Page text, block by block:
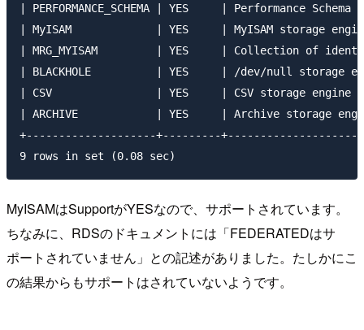
| PERFORMANCE_SCHEMA | YES     |
| MyISAM             | YES     | MyISAM
| MRG_MYISAM         | YES     | Collection
| BLACKHOLE          | YES     | /dev/null
| CSV                | YES     | CSV storage
| ARCHIVE            | YES     | Archive
+--------------------+---------
MyISAMはSupportがYESなので、サポートされています。
ちなみに、RDSのドキュメントには「FEDERATEDはサ
ポートされていません」との記述がありました。たしかにこ
の結果からもサポートはされていないようです。